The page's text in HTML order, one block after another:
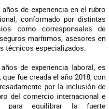
de experiencia en el rubro
conformado por distintas
como corresponsales de
marítimos, asesores en
técnicos especializados.
de experiencia laboral, es
fue creada el año 2018, con
por la inclusión de
del comercio internacional e
para equilibrar la fuerte